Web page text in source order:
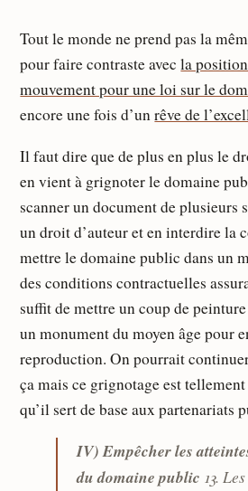
Tout le monde ne prend pas la
pour faire contraste avecla
mouvement pour une loi sur le
encore une fois d’unrêve de
Il faut dire que de plus en plus le
en vient à grignoter le domaine
scanner un document de plusieurs
un droit d’auteur et en interdire la
mettre le domaine public dans un
des conditions contractuelles
suffit de mettre un coup de
un monument du moyen âge pour
reproduction. On pourrait
ça mais ce grignotage est
qu’il sert de base aux partenariats
IV) Empêcher les
du domaine public 13.